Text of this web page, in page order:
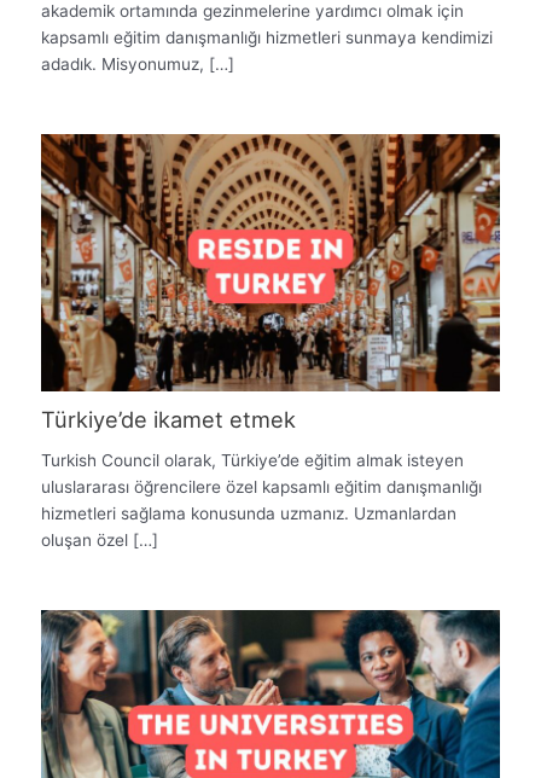
akademik ortamında gezinmelerine yardımcı olmak için
kapsamlı eğitim danışmanlığı hizmetleri sunmaya kendimizi
adadık. Misyonumuz, […]
Türkiye’de ikamet etmek
Turkish Council olarak, Türkiye’de eğitim almak isteyen
uluslararası öğrencilere özel kapsamlı eğitim danışmanlığı
hizmetleri sağlama konusunda uzmanız. Uzmanlardan
oluşan özel […]